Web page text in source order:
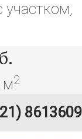
м2
8613609